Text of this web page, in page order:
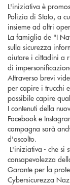
L'iniziativa è
Polizia di Stato, a
insieme ad altri
La famiglia de "I
sulla sicurezza
aiutare i cittadini a
di
Attraverso brevi
per capire i trucchi
possibile capire
I contenuti della
Facebook e
campagna sarà
d'ascolto.
L'iniziativa - che si
consapevolezza
Garante per la
Cybersicurezza